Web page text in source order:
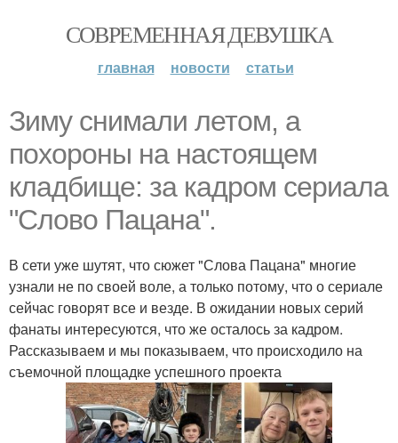
СОВРЕМЕННАЯ ДЕВУШКА
главная новости статьи
Зиму снимали летом, а
похороны на настоящем
кладбище: за кадром сериала
"Слово Пацана".
В сети уже шутят, что сюжет "Слова Пацана" многие
узнали не по своей воле, а только потому, что о сериале
сейчас говорят все и везде. В ожидании новых серий
фанаты интересуются, что же осталось за кадром.
Рассказываем и мы показываем, что происходило на
съемочной площадке успешного проекта